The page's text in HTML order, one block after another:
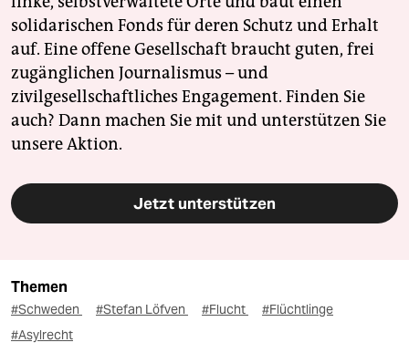
solidarischen Fonds für deren Schutz und Erhalt
auf. Eine offene Gesellschaft braucht guten, frei
zugänglichen Journalismus – und
zivilgesellschaftliches Engagement. Finden Sie
auch? Dann machen Sie mit und unterstützen Sie
unsere Aktion.
Jetzt unterstützen
Themen
#Schweden #Stefan Löfven #Flucht
#Flüchtlinge
#Asylrecht